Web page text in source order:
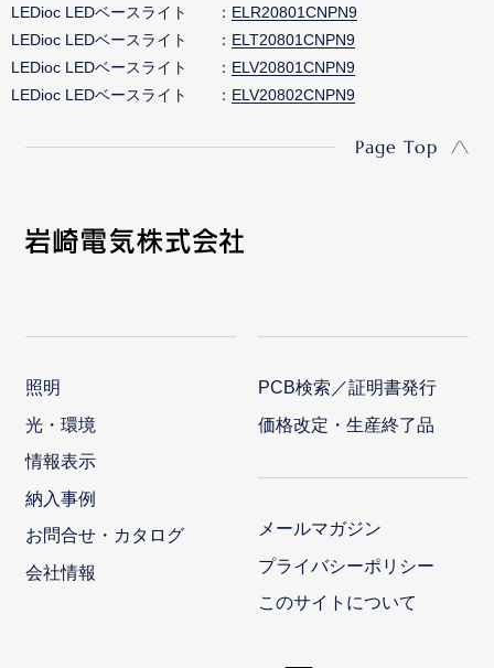
LEDioc LEDベースライト
ELR20801CNPN9
LEDioc LEDベースライト
ELT20801CNPN9
LEDioc LEDベースライト
ELV20801CNPN9
LEDioc LEDベースライト
ELV20802CNPN9
Page Top
照明
光・環境
情報表示
納入事例
お問合せ・カタログ
会社情報
PCB検索／証明書発行
価格改定・生産終了品
メールマガジン
プライバシーポリシー
このサイトについて